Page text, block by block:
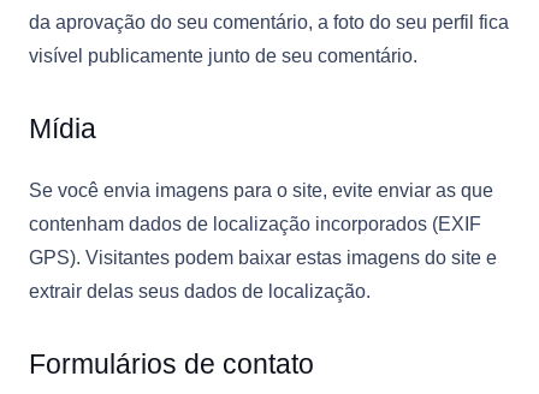
da aprovação do seu comentário, a foto do seu perfil fica
visível publicamente junto de seu comentário.
Mídia
Se você envia imagens para o site, evite enviar as que
contenham dados de localização incorporados (EXIF
GPS). Visitantes podem baixar estas imagens do site e
extrair delas seus dados de localização.
Formulários de contato